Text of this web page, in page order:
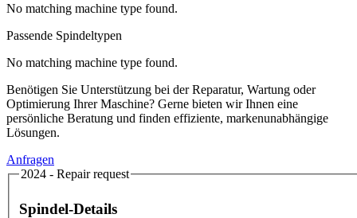
No matching machine type found.
Passende Spindeltypen
No matching machine type found.
Benötigen Sie Unterstützung bei der Reparatur, Wartung oder
Optimierung Ihrer Maschine? Gerne bieten wir Ihnen eine
persönliche Beratung und finden effiziente, markenunabhängige
Lösungen.
Anfragen
2024 - Repair request
Spindel-Details